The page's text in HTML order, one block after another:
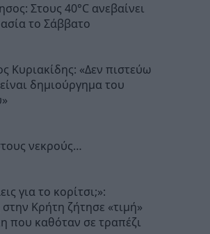
Στους 40°C ανεβαίνει
το Σάββατο
Κυριακίδης: «Δεν πιστεύω
δημιούργημα του
νεκρούς…
για το κορίτσι;»:
Κρήτη ζήτησε «τιμή»
που καθόταν σε τραπέζι